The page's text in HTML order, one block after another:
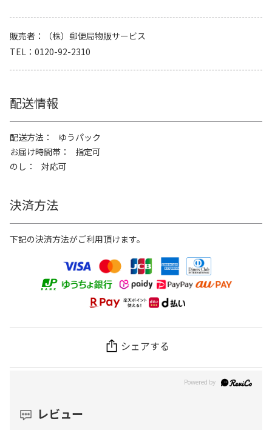
販売者
（株）郵便局物販サービス
TEL
0120-92-2310
配送情報
配送方法
ゆうパック
お届け時間帯
指定可
のし
対応可
決済方法
下記の決済方法がご利用頂けます。
シェアする
レビュー